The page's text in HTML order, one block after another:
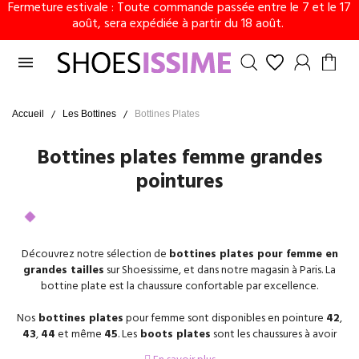
Fermeture estivale : Toute commande passée entre le 7 et le 17
août, sera expédiée à partir du 18 août.

Accueil Les Bottines Bottines Plates
Bottines plates femme grandes
pointures
Découvrez notre sélection de bottines plates pour femme en
grandes tailles sur Shoesissime, et dans notre magasin à Paris. La
bottine plate est la chaussure confortable par excellence.
Nos bottines platespour femme sont disponibles en pointure 42,
43,44et même 45. Les boots plates sont les chaussures à avoir
dans son dressing. Elles se portent en toute occasion et permettent